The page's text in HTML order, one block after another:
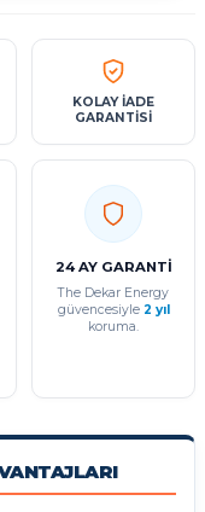
KOLAY İADE
GARANTİSİ
24 AY GARANTİ
The Dekar Energy
güvencesiyle 2 yıl
koruma.